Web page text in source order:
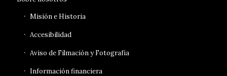
Misión e Historia
Accesibilidad
Aviso de Filmación y Fotografía
Información financiera